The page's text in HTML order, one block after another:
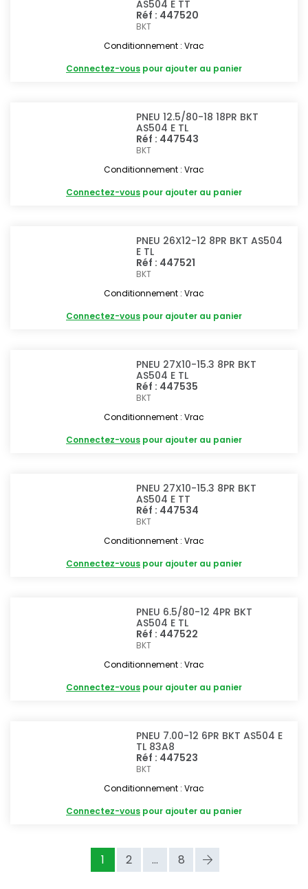
AS504 E TT
Réf : 447520
BKT
Conditionnement : Vrac
Connectez-vous pour ajouter au panier
PNEU 12.5/80-18 18PR BKT
AS504 E TL
Réf : 447543
BKT
Conditionnement : Vrac
Connectez-vous pour ajouter au panier
PNEU 26X12-12 8PR BKT AS504
E TL
Réf : 447521
BKT
Conditionnement : Vrac
Connectez-vous pour ajouter au panier
PNEU 27X10-15.3 8PR BKT
AS504 E TL
Réf : 447535
BKT
Conditionnement : Vrac
Connectez-vous pour ajouter au panier
PNEU 27X10-15.3 8PR BKT
AS504 E TT
Réf : 447534
BKT
Conditionnement : Vrac
Connectez-vous pour ajouter au panier
PNEU 6.5/80-12 4PR BKT
AS504 E TL
Réf : 447522
BKT
Conditionnement : Vrac
Connectez-vous pour ajouter au panier
PNEU 7.00-12 6PR BKT AS504 E
TL 83A8
Réf : 447523
BKT
Conditionnement : Vrac
Connectez-vous pour ajouter au panier
1 2 ... 8